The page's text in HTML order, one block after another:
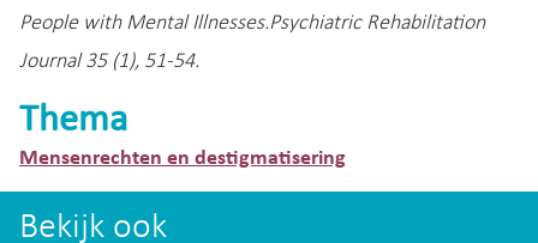
People with Mental Illnesses.Psychiatric Rehabilitation
Journal 35 (1), 51-54.
Thema
Mensenrechten en destigmatisering
Bekijk ook